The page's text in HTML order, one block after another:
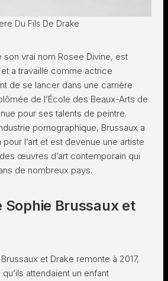
Du Fils De Drake
son vrai nom Rosee Divine, est
a travaillé comme actrice
de se lancer dans une carrière
de l’École des Beaux-Arts de
pour ses talents de peintre.
pornographique, Brussaux a
l’art et est devenue une artiste
œuvres d’art contemporain qui
de nombreux pays.
Sophie Brussaux et
et Drake remonte à 2017,
attendaient un enfant